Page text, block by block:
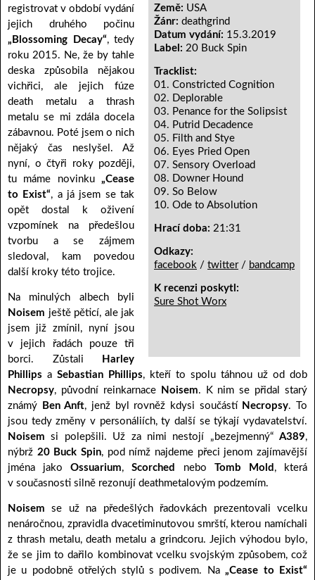
Země: USA
Žánr: deathgrind
Datum vydání: 15.3.2019
Label: 20 Buck Spin
Tracklist:
01. Constricted Cognition
02. Deplorable
03. Penance for the Solipsist
04. Putrid Decadence
05. Filth and Stye
06. Eyes Pried Open
07. Sensory Overload
08. Downer Hound
09. So Below
10. Ode to Absolution
Hrací doba: 21:31
Odkazy:
facebook / twitter/ bandcamp
K recenzi poskytl:
Sure Shot Worx
registrovat v období vydání
jejich druhého počinu
„Blossoming Decay“, tedy
roku 2015. Ne, že by tahle
deska způsobila nějakou
vichřici, ale jejich fúze
death metalu a thrash
metalu se mi zdála docela
zábavnou. Poté jsem o nich
nějaký čas neslyšel. Až
nyní, o čtyři roky později,
tu máme novinku „Cease
to Exist“, a já jsem se tak
opět dostal k oživení
vzpomínek na předešlou
tvorbu a se zájmem
sledoval, kam povedou
další kroky této trojice.
Na minulých albech byli
Noisem ještě pěticí, ale jak
jsem již zmínil, nyní jsou
v jejich řadách pouze tři
borci. Zůstali
Harley
Phillips a Sebastian Phillips, kteří to spolu táhnou už od dob
Necropsy, původní reinkarnace Noisem. K nim se přidal starý
známý
Ben Anft, jenž byl rovněž kdysi součástí Necropsy. To
jsou tedy změny v personáliích, ty další se týkají vydavatelství.
Noisem si polepšili. Už za nimi nestojí „bezejmenný“ A389,
nýbrž 20 Buck Spin, pod nímž najdeme přeci jenom zajímavější
jména jakoOssuarium,Scorched nebo Tomb Mold , která
v současnosti silně rezonují deathmetalovým podzemím.
Noisem se už na předešlých řadovkách prezentovali vcelku
nenáročnou, zpravidla dvacetiminutovou smrští, kterou namíchali
z thrash metalu, death metalu a grindcoru. Jejich výhodou bylo,
že se jim to dařilo kombinovat vcelku svojským způsobem, což
je u podobně otřelých stylů s podivem. Na„Cease to Exist“